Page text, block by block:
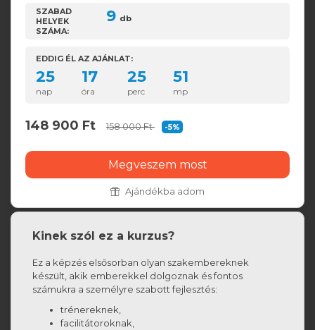
SZABAD
HELYEK
SZÁMA:
9 db
EDDIG ÉL AZ AJÁNLAT:
25 17 25 50
nap óra perc mp
148 900 Ft 158 000 Ft -5%
Megveszem most
Ajándékba adom
Kinek szól ez a kurzus?
Ez a képzés elsősorban olyan szakembereknek
készült, akik emberekkel dolgoznak és fontos
számukra a személyre szabott fejlesztés:
trénereknek,
facilitátoroknak,